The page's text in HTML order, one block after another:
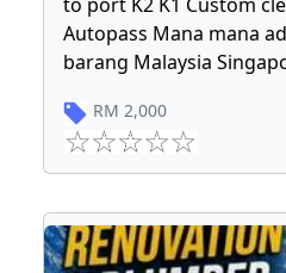
Autopass Mana mana
barang Malaysia
RM 2,000